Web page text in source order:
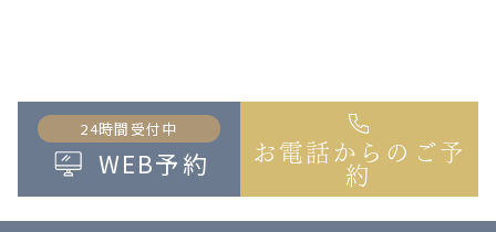
24時間受付中
WEB予約
お電話からのご予
約